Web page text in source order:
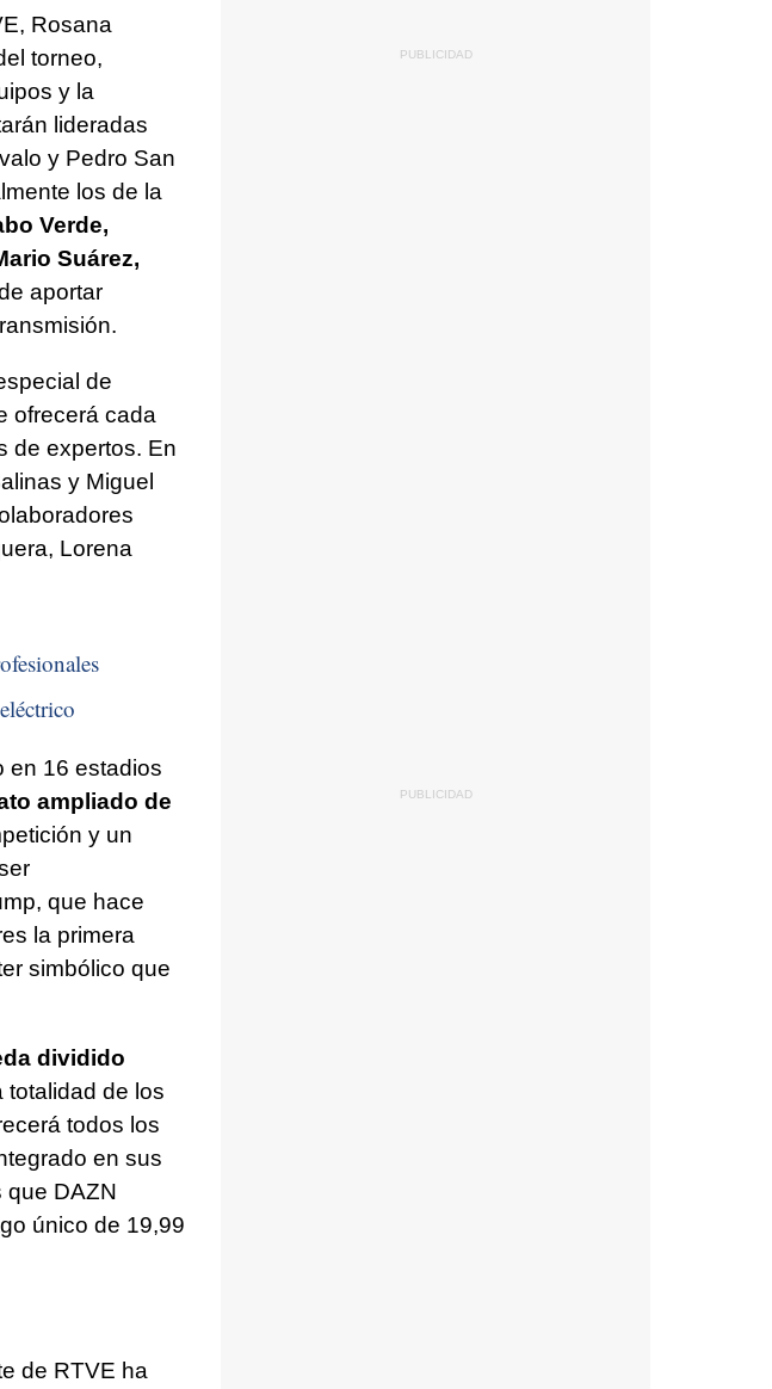
Rosana
torneo,
y la
lideradas
y Pedro San
los de la
Verde,
Suárez,
aportar
de
ofrecerá cada
de expertos. En
y Miguel
Lorena
en 16 estadios
ampliado de
y un
que hace
la primera
simbólico que
dividido
totalidad de los
todos los
en sus
que DAZN
único de 19,99
de RTVE ha